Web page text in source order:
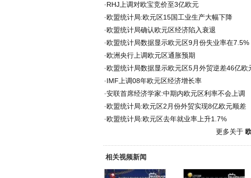
·RHJ上调对欧宝竞价至3亿欧元
·欧盟统计局:欧元区15国工业生产大幅下降
·欧盟统计局确认欧元区经济陷入衰退
·欧盟统计局数据显示欧元区9月份失业率在7.5%
·欧洲央行上调欧元区通胀预期
·欧盟统计局数据显示欧元区5月外贸逆差46亿欧
·IMF上调08年欧元区经济增长率
·安联首席经济学家:中期内欧元区利率不会上调
·欧盟统计局:欧元区2月份外贸实现8亿欧元顺差
·欧盟统计局:欧元区去年就业率上升1.7%
更多关于
相关视频新闻